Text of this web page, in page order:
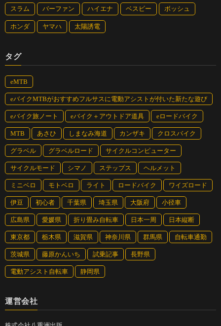
スラム バーファン ハイエナ ベスビー ボッシュ
ホンダ ヤマハ 太陽誘電
タグ
eMTB
eバイクMTBがおすすめフルサスに電動アシストが付いた新たな遊び
eバイク旅ノート eバイク＋アウトドア道具 eロードバイク
MTB あさひ しまなみ海道 カンザキ クロスバイク
グラベル グラベルロード サイクルコンピューター
サイクルモード シマノ ステップス ヘルメット
ミニベロ モトベロ ライト ロードバイク ワイズロード
伊豆 初心者 千葉県 埼玉県 大阪府 小径車
広島県 愛媛県 折り畳み自転車 日本一周 日本縦断
東京都 栃木県 滋賀県 神奈川県 群馬県 自転車通勤
茨城県 藤原かんいち 試乗記事 長野県
電動アシスト自転車 静岡県
運営会社